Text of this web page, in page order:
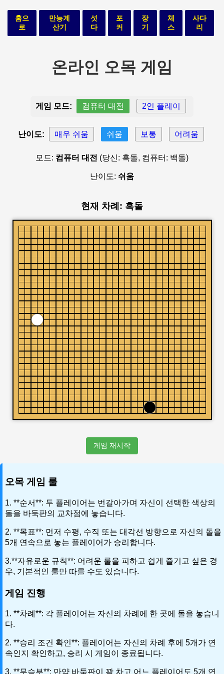
홈으
로
만능계
산기
섯
다
포
커
장
기
체
스
사다
리
온라인 오목 게임
게임 모드: 컴퓨터 대전 2인 플레이
난이도: 매우 쉬움 쉬움 보통 어려움
모드: 컴퓨터 대전 (당신: 흑돌, 컴퓨터: 백돌)
난이도: 쉬움
현재 차례: 흑돌
게임 재시작
오목 게임 룰
1. **순서**: 두 플레이어는 번갈아가며 자신이 선택한 색상의
돌을 바둑판의 교차점에 놓습니다.
2. **목표**: 먼저 수평, 수직 또는 대각선 방향으로 자신의 돌을
5개 연속으로 놓는 플레이어가 승리합니다.
3.**자유로운 규칙**: 어려운 룰을 피하고 쉽게 즐기고 싶은 경
우, 기본적인 룰만 따를 수도 있습니다.
게임 진행
1. **차례**: 각 플레이어는 자신의 차례에 한 곳에 돌을 놓습니
다.
2. **승리 조건 확인**: 플레이어는 자신의 차례 후에 5개가 연
속인지 확인하고, 승리 시 게임이 종료됩니다.
3. **무승부**: 만약 바둑판이 꽉 차고 어느 플레이어도 5개 연